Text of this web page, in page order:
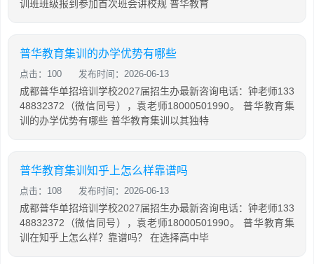
训班班级报到参加首次班会讲校规 普华教育
普华教育集训的办学优势有哪些
点击：100 发布时间：2026-06-13
成都普华单招培训学校2027届招生办最新咨询电话：钟老师133
48832372（微信同号），袁老师18000501990。 普华教育集
训的办学优势有哪些 普华教育集训以其独特
普华教育集训知乎上怎么样靠谱吗
点击：108 发布时间：2026-06-13
成都普华单招培训学校2027届招生办最新咨询电话：钟老师133
48832372（微信同号），袁老师18000501990。 普华教育集
训在知乎上怎么样？靠谱吗？ 在选择高中毕